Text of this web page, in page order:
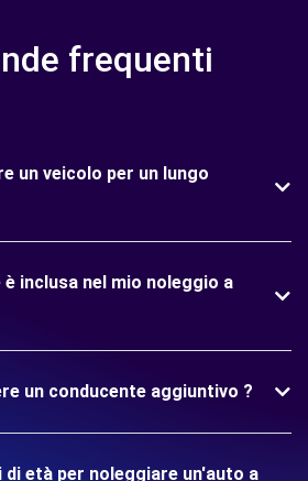
frequenti
un veicolo per un lungo
inclusa nel mio noleggio a
un conducente aggiuntivo ?
età per noleggiare un'auto a